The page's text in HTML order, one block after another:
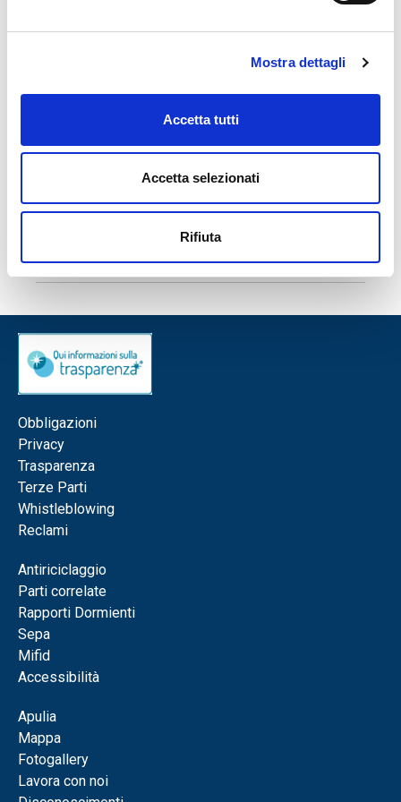
Mostra dettagli
Accetta tutti
Accetta selezionati
Rifiuta
estendendosi per un periodo equivalente a quello della
commissioni istruttorie né l’applicazione di interessi di
mora, a condizione che la quota interessi venga
regolarmente corrisposta.
News Bpp
Obbligazioni
Privacy
Trasparenza
Terze Parti
Whistleblowing
Reclami
Antiriciclaggio
Parti correlate
Rapporti Dormienti
Sepa
Mifid
Accessibilità
Apulia
Mappa
Fotogallery
Lavora con noi